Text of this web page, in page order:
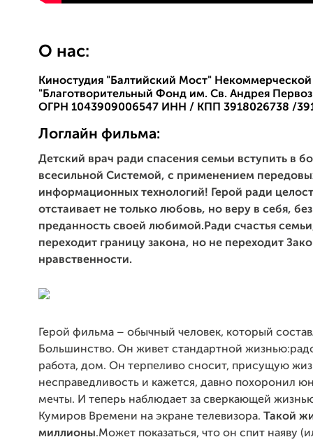
О нас:
Киностудия "Балтийский Мост"
"Благотворительный Фонд им. Св. Андрея
ОГРН 1043909006547 ИНН / КПП 3918026738 /
Логлайн фильма:
Детский врач ради спасения семьи вступить в
всесильной Системой, с применением
информационных технологий! Герой ради
отстаивает не только любовь, но веру в себя,
преданность своей любимой.Ради счастья
переходит границу закона, но не переходит
нравственности.
Герой фильма – обычный человек, который
Большинство. Он живет стандартной
работа, дом. Он терпеливо сносит, присущую
несправедливость и кажется, давно похоронил
мечты. И теперь наблюдает за сверкающей
Кумиров Времени на экране телевизора. Такой
миллионы.Может показаться, что он спит наяву